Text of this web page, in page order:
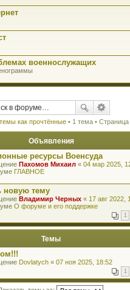
военнослужащих
как прочтённые• 1 тема • Страница
Объявления
ресурсы Военсуда
Пахомов Михаил « 04 мар 2025,
ГЛАВНОЕ
новую тему
Владимир Черных « 17 авг 2022,
О форуме и его поддержке
1
Темы
Dovlatych « 07 ноя 2025, 18:52
1